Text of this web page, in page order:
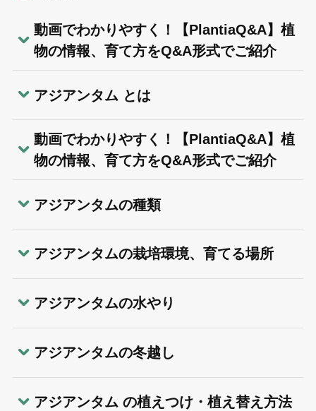
動画でわかりやすく！【PlantiaQ&A】植
物の情報、育て方をQ&A形式でご紹介
アジアンタム とは
動画でわかりやすく！【PlantiaQ&A】植
物の情報、育て方をQ&A形式でご紹介
アジアンタムの種類
アジアンタムの栽培環境、育てる場所
アジアンタムの水やり
アジアンタムの冬越し
アジアンタム の植えつけ・植え替え方法